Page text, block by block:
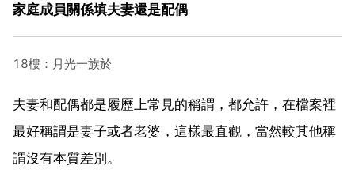
家庭成員關係填夫妻還是配偶
18樓：月光一族於
夫妻和配偶都是履歷上常見的稱謂，都允許，在檔案裡
最好稱謂是妻子或者老婆，這樣最直觀，當然較其他稱
謂沒有本質差別。